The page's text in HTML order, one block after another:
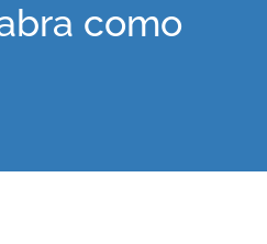
como